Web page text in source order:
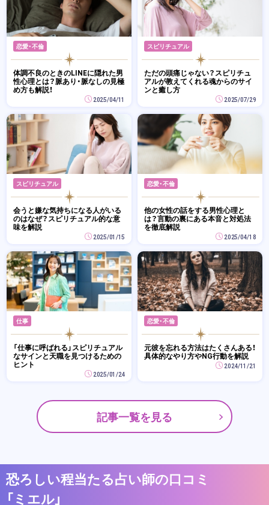
恋愛・不倫
体調不良のときのLINEに隠れた男
性心理とは？脈あり・脈なしの見極
め方も解説！
2025/04/11
スピリチュアル
ただの頭痛じゃない？スピリチュ
アルが教えてくれる魂からのサイ
ンと癒し方
2025/07/29
スピリチュアル
会うと嫌な気持ちになる人がいる
のはなぜ？スピリチュアル的な意
味を解説
2025/01/15
恋愛・不倫
他の女性の話をする男性心理と
は？言動の裏にある本音と対処法
を徹底解説
2025/04/18
仕事
「仕事に呼ばれる」スピリチュアル
なサインと天職を見つけるための
ヒント
2025/01/24
恋愛・不倫
元彼を忘れる方法はたくさんある！
具体的なやり方やNG行動を解説
2024/11/21
記事一覧を見る
恐ろしい程当たる占い師の口コミ
「ミエル」